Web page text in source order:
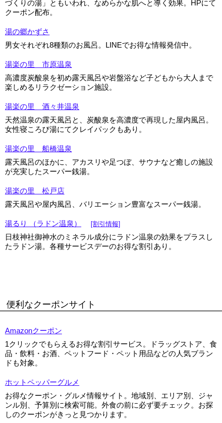
づくりの湯」ともいわれ、なめらかな肌へと導く効果。HPにて
クーポン配布。
湯の郷かずさ
男女それぞれ8種類のお風呂。LINEでお得な情報発信中。
湯楽の里 市原温泉
高濃度炭酸泉を初め露天風呂や岩盤浴など子どもから大人まで
楽しめるリラクゼーション施設。
湯楽の里 酒々井温泉
天然温泉の露天風呂と、炭酸泉を高濃度で再現した屋内風呂。
女性寝ころび湯にてクレイパックもあり。
湯楽の里 船橋温泉
露天風呂のほかに、アカスリや足つぼ、サウナなど癒しの施設
が充実したスーパー銭湯。
湯楽の里 松戸店
露天風呂や屋内風呂、バリエーション豊富なスーパー銭湯。
湯るり （ラドン温泉） [割引情報]
日枝神社御神水のミネラル成分にラドン温泉の効果をプラスし
たラドン湯。各種サービスデーのお得な割引あり。
便利なクーポンサイト
Amazonクーポン
1クリックでもらえるお得な割引サービス。ドラッグストア、食
品・飲料・お酒、ペットフード・ペット用品などの人気ブラン
ドも対象。
ホットペッパーグルメ
お得なクーポン・グルメ情報サイト。地域別、エリア別、ジャ
ンル別、予算別に検索可能。外食の前に必ず要チェック。お探
しのクーポンがきっと見つかります。